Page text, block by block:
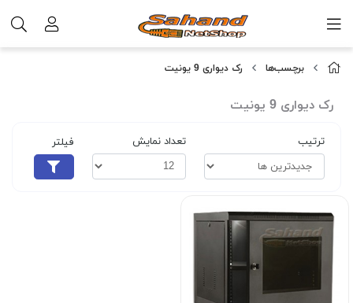
برچسب‌ها رک دیواری 9 یونیت
رک دیواری 9 یونیت
ترتیب تعداد نمایش فیلتر